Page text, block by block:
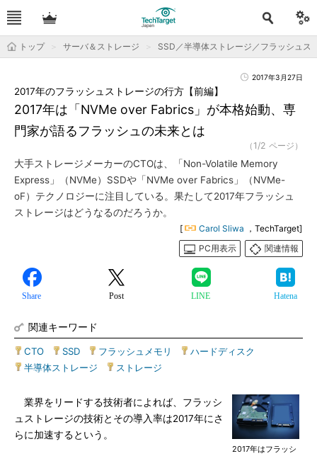
トップ サーバ＆ストレージ SSD／半導体ストレージ／フラッシュス
2017年3月27日
2017年は「NVMe over Fabrics」が本格始動、専
門家が語るフラッシュの未来とは
2017年のフラッシュストレージの行方【前編】
（1/2 ページ）
大手ストレージメーカーのCTOは、「Non-Volatile Memory
Express」（NVMe）SSDや「NVMe over Fabrics」（NVMe-
oF）テクノロジーに注目している。果たして2017年フラッシュ
ストレージはどうなるのだろうか。
[ Carol Sliwa ，TechTarget]
PC用表示
関連情報
Share Post LINE Hatena
関連キーワード
CTO SSD フラッシュメモリ ハードディスク
半導体ストレージ
ストレージ
2017年はフラッシ
業界をリードする技術者によれば、フラッシ
ュストレージの技術とその導入率は2017年にさ
らに加速するという。